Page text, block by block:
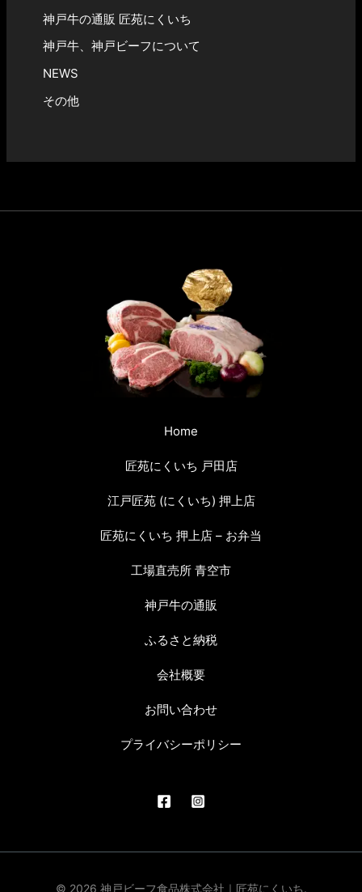
神戸牛の通販 匠苑にくいち
神戸牛、神戸ビーフについて
NEWS
その他
Home
匠苑にくいち 戸田店
江戸匠苑 (にくいち) 押上店
匠苑にくいち 押上店 – お弁当
工場直売所 青空市
神戸牛の通販
ふるさと納税
会社概要
お問い合わせ
プライバシーポリシー
© 2026 神戸ビーフ食品株式会社｜匠苑にくいち.